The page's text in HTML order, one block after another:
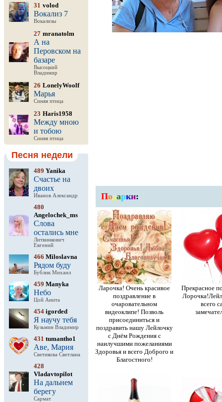
31 volod
Вокализ 7
Вокализы
27 mranatolm
А на
Перовском на
базаре
Высоцкий
Владимир
26 LonelyWoolf
Марья
Синяя птица
23 Haris1958
Между мною
и тобою
Синяя птица
Песня недели
489 Yanika
Счастье на
двоих
Иванов Александр
480
Angelochek_ms
Слова
остались мне
Литвинкович
Евгений
466 Miloslavna
Рядом буду
Бублик Михаил
459 Manyka
Небо
Цой Анита
454 igorded
Я научу тебя
Кузьмин Владимир
431 tumantho1
Аве, Мария
Светикова Светлана
428
Vladavtopilot
На дальнем
берегу
Сармат
Подарки:
Ларочка! Очень красивое
поздравление в
очаровательном
видеоклипе! Позволь
присоединиться и
поздравить нашу Лейлочку
с Днём Рождения с
наилучшими пожеланиями
Здоровья и всего Доброго и
Благостного!
Прекрасное
всего